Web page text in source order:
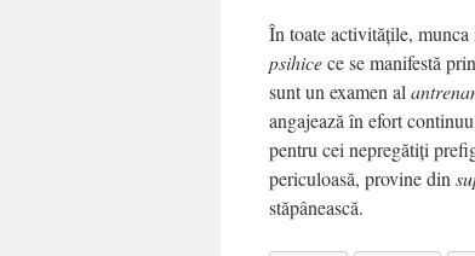
În toate activităţile, munca
psihicece se manifestă prin
sunt un examen al
angajează în efort
pentru cei nepregătiţi
periculoasă, provine din
stăpânească.